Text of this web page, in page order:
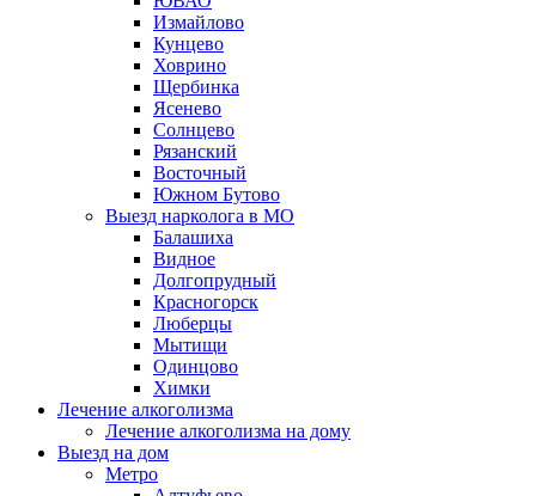
Измайлово
Кунцево
Ховрино
Щербинка
Ясенево
Солнцево
Рязанский
Восточный
Южном Бутово
Выезд нарколога в МО
Балашиха
Видное
Долгопрудный
Красногорск
Люберцы
Мытищи
Одинцово
Химки
Лечение алкоголизма
Лечение алкоголизма на дому
Выезд на дом
Метро